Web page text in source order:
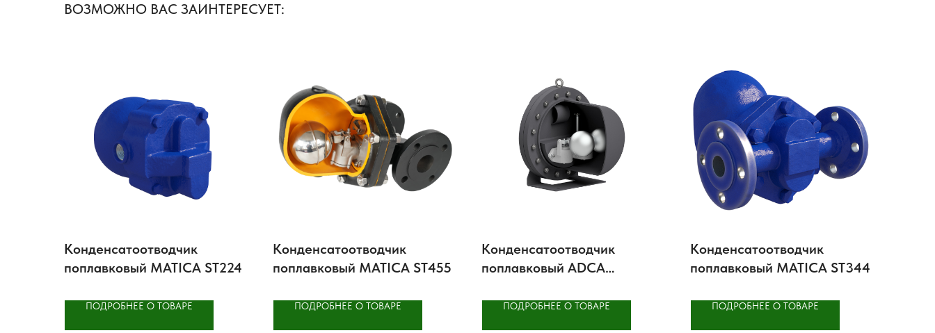
ВОЗМОЖНО ВАС ЗАИНТЕРЕСУЕТ:
Конденсатоотводчик
поплавковый MATICA ST224
ПОДРОБНЕЕ О ТОВАРЕ
Конденсатоотводчик
поплавковый MATICA ST455
ПОДРОБНЕЕ О ТОВАРЕ
Конденсатоотводчик
поплавковый ADCA
ПОДРОБНЕЕ О ТОВАРЕ
Конденсатоотводчик
поплавковый MATICA ST344
ПОДРОБНЕЕ О ТОВАРЕ